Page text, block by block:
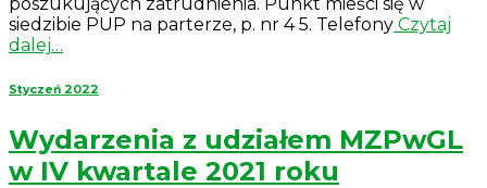
siedzibie PUP na parterze, p. nr 4 5. Telefony Czytaj
dalej…
Styczeń 2022
Wydarzenia z udziałem MZPwGL
w IV kwartale 2021 roku